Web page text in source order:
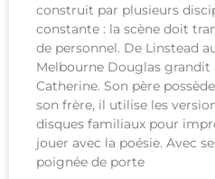
construit par plusieurs
constante : la scène doit
de personnel. De Linstead
Melbourne Douglas grandit
Catherine. Son père
son frère, il utilise les
disques familiaux pour
jouer avec la poésie. Avec
poignée de porte